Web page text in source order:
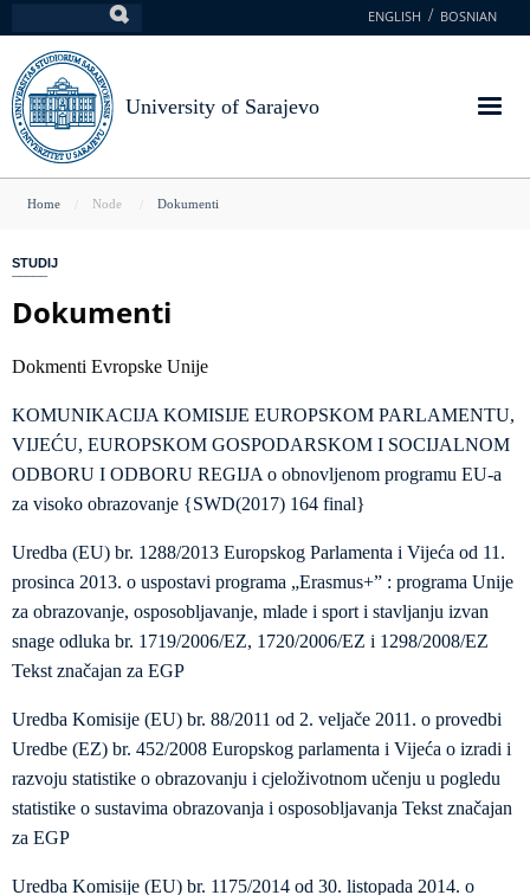
to
main
content
ENGLISH BOSNIAN
University of Sarajevo
You
here
Home Node Dokumenti
STUDIJ
Dokumenti
Dokmenti Evropske Unije
KOMUNIKACIJA KOMISIJE EUROPSKOM PARLAMENTU,
VIJEĆU, EUROPSKOM GOSPODARSKOM I SOCIJALNOM
ODBORU I ODBORU REGIJA o obnovljenom programu EU-a
za visoko obrazovanje {SWD(2017) 164 final}
Uredba (EU) br. 1288/2013 Europskog Parlamenta i Vijeća od 11.
prosinca 2013. o uspostavi programa „Erasmus+” : programa Unije
za obrazovanje, osposobljavanje, mlade i sport i stavljanju izvan
snage odluka br. 1719/2006/EZ, 1720/2006/EZ i 1298/2008/EZ
Tekst značajan za EGP
Uredba Komisije (EU) br. 88/2011 od 2. veljače 2011. o provedbi
Uredbe (EZ) br. 452/2008 Europskog parlamenta i Vijeća o izradi i
razvoju statistike o obrazovanju i cjeloživotnom učenju u pogledu
statistike o sustavima obrazovanja i osposobljavanja Tekst značajan
za EGP
Uredba Komisije (EU) br. 1175/2014 оd 30. listopada 2014. o